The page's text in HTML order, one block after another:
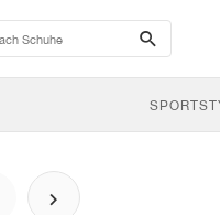
search-
btn